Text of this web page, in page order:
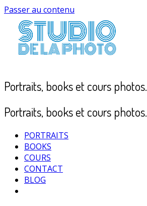
Passer au contenu
Portraits, books et cours photos.
Portraits, books et cours photos.
PORTRAITS
BOOKS
COURS
CONTACT
BLOG